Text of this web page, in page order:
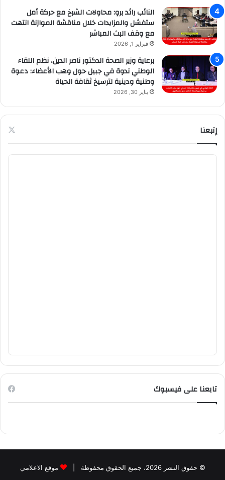
النائب رائد برو: محاولات الشرخ مع حركة أمل
ستفشل والمزايدات خلال مناقشة الموازنة انتهت
مع وقف البث المباشر
فبراير 1, 2026
برعاية وزير الصحة الدكتور ناصر الدين، نظم اللقاء
الوطني ندوة في جبيل حول وهب الأعضاء: دعوة
وطنية ودينية لترسيخ ثقافة الحياة
يناير 30, 2026
إتبعنا
تابعنا على فيسبوك
© حقوق النشر 2026، جميع الحقوق محفوظة | موقع الاعلامي